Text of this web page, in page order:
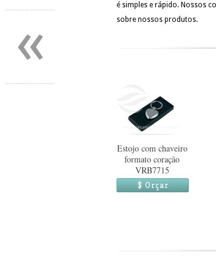
«
é simples e rápido. Nossos
sobre nossos produtos.
Estojo com chaveiro
formato coração
VRB7715
$ Orçar